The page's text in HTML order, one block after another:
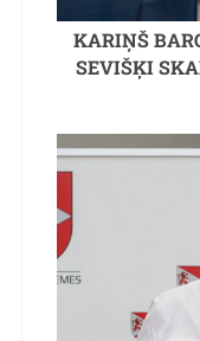
KARIŅŠ
SEVIŠĶI